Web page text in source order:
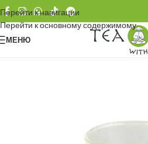
Перейти к навигации
Перейти к основному содержимому
МЕНЮ